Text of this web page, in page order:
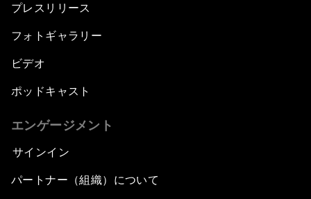
プレスリリース
フォトギャラリー
ビデオ
ポッドキャスト
エンゲージメント
サインイン
パートナー（組織）について